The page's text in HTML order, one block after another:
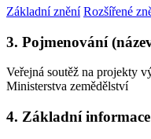
Základní znění Rozšířené
3. Pojmenování
Veřejná soutěž na projekty
Ministerstva zemědělství
4. Základní